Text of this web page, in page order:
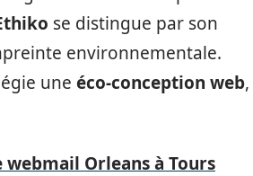
se distingue par son
environnementale.
une éco-conception web,
Orleans à Tours